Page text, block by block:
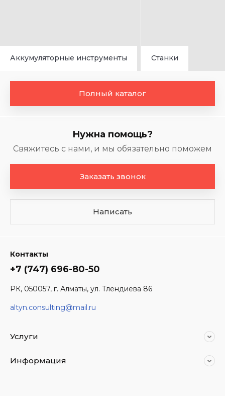
Аккумуляторные инструменты Станки
Полный каталог
Нужна помощь?
Свяжитесь с нами, и мы обязательно поможем
Заказать звонок
Написать
Контакты
+7 (747) 696-80-50
РК, 050057, г. Алматы, ул. Тлендиева 86
altyn.consulting@mail.ru
Услуги
Информация